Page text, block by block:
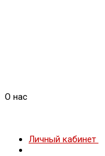
О нас
Личный кабинет